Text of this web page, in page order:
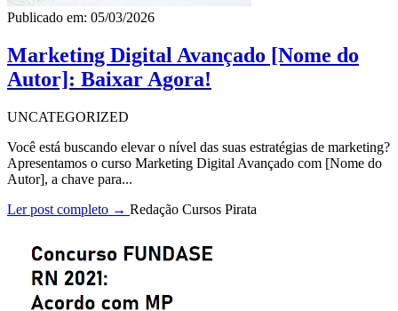
Publicado em: 05/03/2026
Marketing Digital Avançado [Nome do
Autor]: Baixar Agora!
UNCATEGORIZED
Você está buscando elevar o nível das suas estratégias de marketing?
Apresentamos o curso Marketing Digital Avançado com [Nome do
Autor], a chave para...
Ler post completo → Redação Cursos Pirata